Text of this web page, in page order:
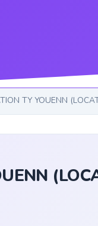
TY YOUENN